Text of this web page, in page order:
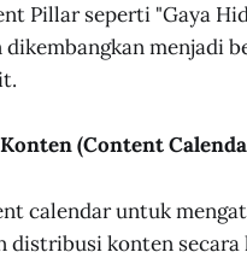
Pillar seperti "Gaya
dikembangkan menjadi
(Content
calendar untuk
distribusi konten secara